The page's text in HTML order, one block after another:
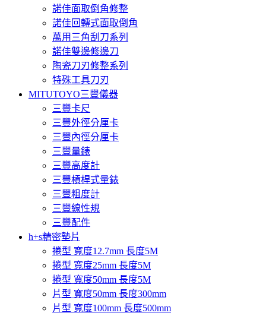
諾佳面取倒角修整
諾佳回轉式面取倒角
萬用三角刮刀系列
諾佳雙邊修邊刀
陶瓷刀刃修整系列
特殊工具刀刃
MITUTOYO三豐儀器
三豐卡尺
三豐外徑分厘卡
三豐內徑分厘卡
三豐量錶
三豐高度計
三豐槓桿式量錶
三豐粗度計
三豐線性規
三豐配件
h+s精密墊片
捲型 寬度12.7mm 長度5M
捲型 寬度25mm 長度5M
捲型 寬度50mm 長度5M
片型 寬度50mm 長度300mm
片型 寬度100mm 長度500mm